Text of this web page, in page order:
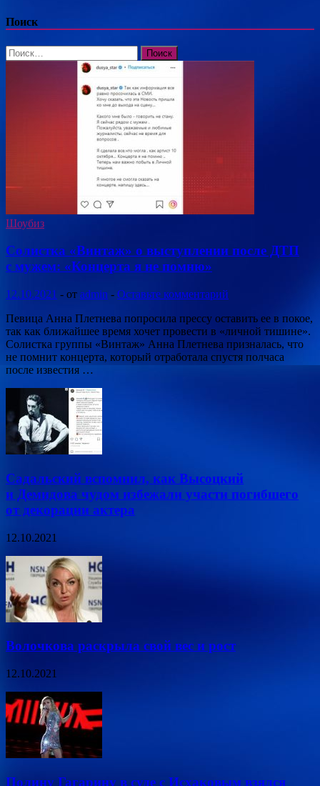
Поиск
Найти:
Шоубиз
Солистка «Винтаж» о выступлении после ДТП
с мужем: «Концерта я не помню»
12.10.2021 - от admin - Оставьте комментарий
Певица Анна Плетнева попросила прессу оставить ее в покое,
так как ближайшее время хочет провести в «личной тишине».
Солистка группы «Винтаж» Анна Плетнева призналась, что
не помнит концерта, который отработала спустя полчаса
после известия …
Садальский вспомнил, как Высоцкий
и Демидова чудом избежали участи погибшего
от декорации актера
12.10.2021
Волочкова раскрыла свой вес и рост
12.10.2021
Полину Гагарину в суде с Исхаковым взялся